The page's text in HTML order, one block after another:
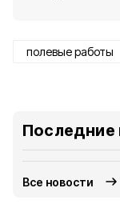
полевые работы
Последние
Все новости